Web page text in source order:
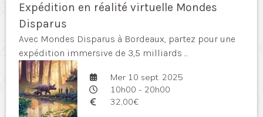
Expédition en réalité virtuelle Mondes
Disparus
Avec Mondes Disparus à Bordeaux, partez pour une
expédition immersive de 3,5 milliards ...
Mer 10 sept. 2025
10h00 - 20h00
32,00€